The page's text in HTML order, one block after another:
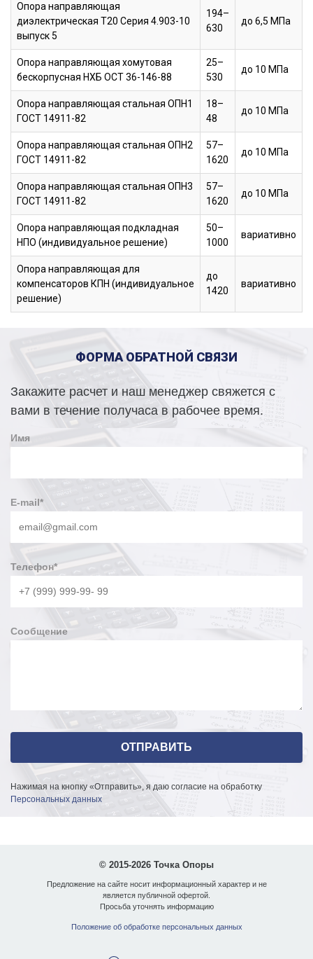
Опора направляющая
диэлектрическая Т20 Серия 4.903-10
выпуск 5
194–
630
до 6,5 МПа
Опора направляющая хомутовая
бескорпусная НХБ ОСТ 36-146-88
25–
530
до 10 МПа
Опора направляющая стальная ОПН1
ГОСТ 14911-82
18–
48
до 10 МПа
Опора направляющая стальная ОПН2
ГОСТ 14911-82
57–
1620
до 10 МПа
Опора направляющая стальная ОПН3
ГОСТ 14911-82
57–
1620
до 10 МПа
Опора направляющая подкладная
НПО (индивидуальное решение)
50–
1000
вариативно
Опора направляющая для
компенсаторов КПН (индивидуальное
решение)
до
1420
вариативно
ФОРМА ОБРАТНОЙ СВЯЗИ
Закажите расчет и наш менеджер свяжется с
вами в течение получаса в рабочее время.
Имя
E-mail*
Телефон*
Сообщение
Нажимая на кнопку «Отправить», я даю согласие на обработку
Персональных данных
© 2015-2026 Точка Опоры
Предложение на сайте носит информационный характер и не
является публичной офертой.
Просьба уточнять информацию
Положение об обработке персональных данных